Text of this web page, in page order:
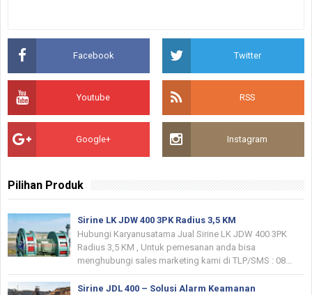
Facebook Twitter
Youtube RSS
Google+ Instagram
Pilihan Produk
Sirine LK JDW 400 3PK Radius 3,5 KM
Hubungi Karyanusatama Jual Sirine LK JDW 400 3PK
Radius 3,5 KM , Untuk pemesanan anda bisa
menghubungi sales marketing kami di TLP/SMS : 08...
Sirine JDL 400 – Solusi Alarm Keamanan